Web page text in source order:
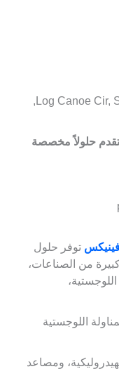
200 Log Canoe Cir, Stevensville, MD 21666,
تقدم حلولاً مخصصة
فينيكس توفر حلول
من الصناعات،
اللوجستية
ومصاعد